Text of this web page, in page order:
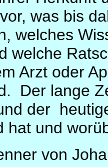
was bis
welches
welche
Arzt oder
Der lange
der
hat und
von